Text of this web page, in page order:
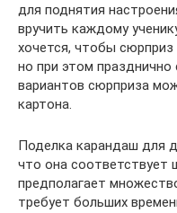
для поднятия
вручить каждому
хочется, чтобы сюрприз
но при этом
вариантов сюрприза
картона.
Поделка карандаш для
что она соответствует
предполагает
требует больших